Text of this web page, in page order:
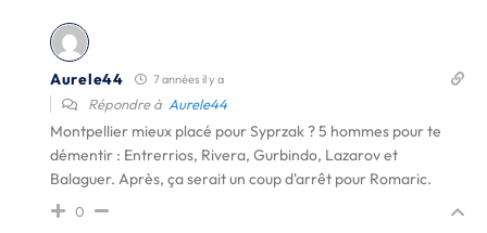
Aurele44 7 années il y a
Répondre à Aurele44
Montpellier mieux placé pour Syprzak ? 5 hommes pour te
démentir : Entrerrios, Rivera, Gurbindo, Lazarov et
Balaguer. Après, ça serait un coup d'arrêt pour Romaric.
0